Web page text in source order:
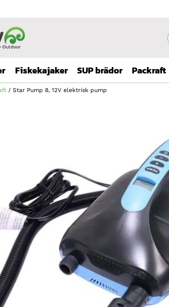
Fiskekajaker SUP brädor Packraft
/ Star Pump 8, 12V elektrisk pump